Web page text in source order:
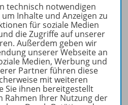
Service
technisch notwendigen
Inhalte und Anzeigen zu
für soziale Medien
die Zugriffe auf unserer
Außerdem geben wir
unserer Webseite an
Medien, Werbung und
Partner führen diese
mit weiteren
Sie ihnen bereitgestellt
Rahmen Ihrer Nutzung der